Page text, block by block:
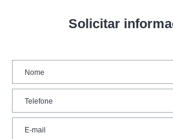
Solicitar